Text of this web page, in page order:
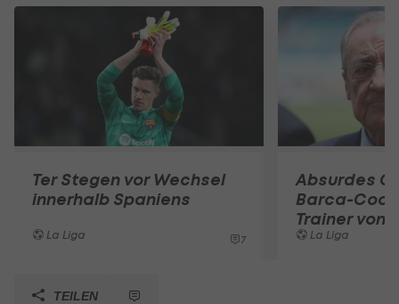
Ter Stegen vor Wechsel
innerhalb Spaniens
La Liga 7
Absurdes
Barca-
Trainer von
La Liga
TEILEN